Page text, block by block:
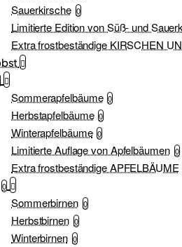
Sauerkirsche 0
Limitierte Edition von Süß- und
Extra frostbeständige KIRSCHEN
Sommerapfelbäume 0
Herbstapfelbäume 0
Winterapfelbäume 0
Limitierte Auflage von Apfelbäumen 0
Extra frostbeständige APFELBÄUME
0
Sommerbirnen 0
Herbstbirnen 0
Winterbirnen 0